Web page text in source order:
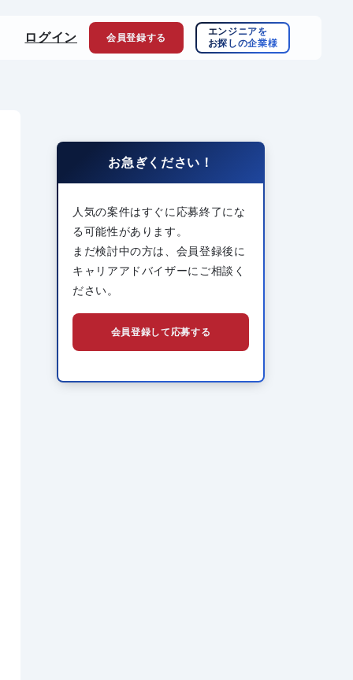
ログイン 会員登録する
エンジニアを
お探しの企業様
お急ぎください！
人気の案件はすぐに応募終了にな
る可能性があります。
まだ検討中の方は、会員登録後に
キャリアアドバイザーにご相談く
ださい。
会員登録して応募する